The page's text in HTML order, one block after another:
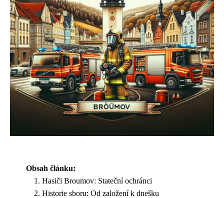
Obsah článku:
Hasiči Broumov: Stateční ochránci
Historie sboru: Od založení k dnešku